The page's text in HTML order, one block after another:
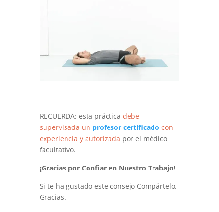
RECUERDA: esta práctica debe
supervisada un profesor certificado con
experiencia y autorizada por el médico
facultativo.
¡Gracias por Confiar en Nuestro Trabajo!
Si te ha gustado este consejo Compártelo.
Gracias.